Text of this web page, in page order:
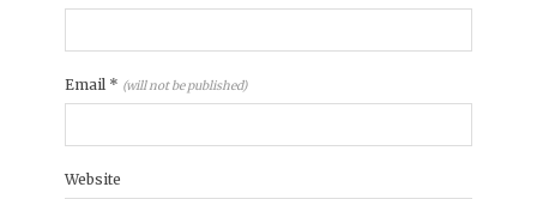
Email * (will not be published)
Website